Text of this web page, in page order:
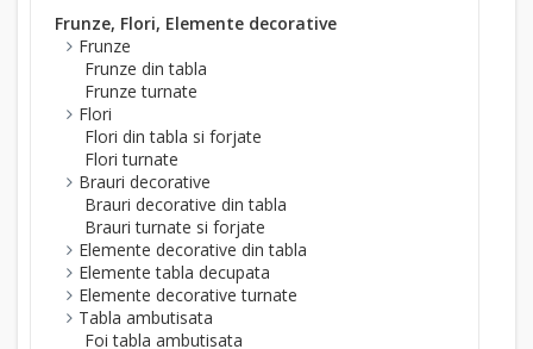
Frunze, Flori, Elemente decorative
Frunze
Frunze din tabla
Frunze turnate
Flori
Flori din tabla si forjate
Flori turnate
Brauri decorative
Brauri decorative din tabla
Brauri turnate si forjate
Elemente decorative din tabla
Elemente tabla decupata
Elemente decorative turnate
Tabla ambutisata
Foi tabla ambutisata